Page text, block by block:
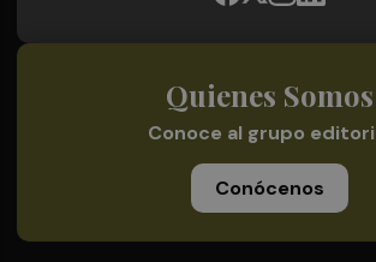
Quienes Somos
Conoce al grupo
Conócenos